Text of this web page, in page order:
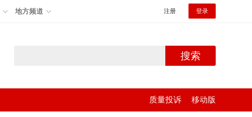
地方频道 注册 登录
搜索
质量投诉 移动版